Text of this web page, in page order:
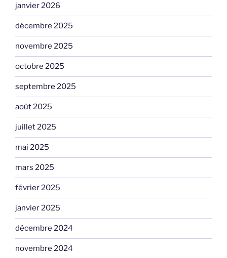
janvier 2026
décembre 2025
novembre 2025
octobre 2025
septembre 2025
août 2025
juillet 2025
mai 2025
mars 2025
février 2025
janvier 2025
décembre 2024
novembre 2024